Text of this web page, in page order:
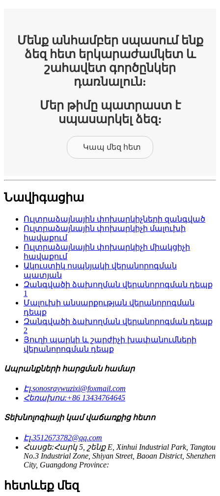
Մենք անհամբեր սպասում ենք
ձեզ հետ երկարաժամկետ և
շահավետ գործընկեր
դառնալուն:
Մեր թիմը պատրաստ է
սպասարկել ձեզ։
Կապ մեզ հետ
Նավիգացիա
Ուլտրաձայնային փոխարկիչների զանգված
Ուլտրաձայնային փոխարկիչի մալուխի
հավաքում
Ուլտրաձայնային փոխարկիչի միակցիչի
հավաքում
Ակուստիկ ոսպնյակի վերանորոգման
պատյան
Զանգվածի ձախողման վերանորոգման դեպք
1
Մալուխի անսարքության վերանորոգման
դեպք
Զանգվածի ձախողման վերանորոգման դեպք
2
Յուղի պարկի և շարժիչի խափանումների
վերանորոգման դեպք
Ապրանքների հարցման համար
Էլ.sonosraywuzixi@foxmail.com
Հեռախոս:+86 13434764645
Տեխնոլոգիայի կամ վաճառքից հետո
Էլ.3512673782@qq.com
Հասցե:Հարկ 5, շենք E, Xinhui Industrial Park, Tangtou
No.3 Industrial Zone, Shiyan Street, Baoan District, Shenzhen
City, Guangdong Province:
հետևեք մեզ